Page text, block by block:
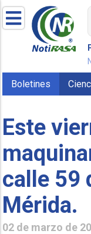
Boletines
Este
calle 59
Mérida.
02 de marzo de